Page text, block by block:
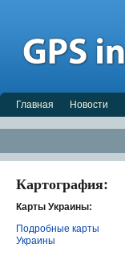
Главная Новости
Картография:
Карты Украины:
Подробные карты
Украины